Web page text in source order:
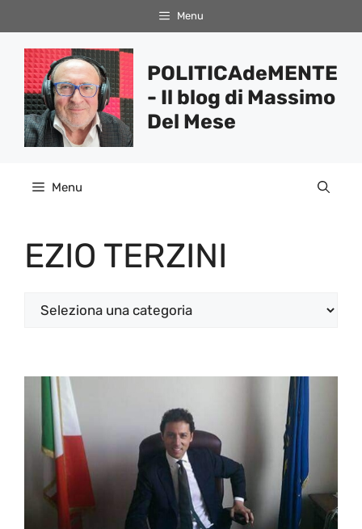
al
contenuto
Menu
POLITICAdeMENTE
- Il blog di Massimo
Del Mese
Menu
EZIO TERZINI
Categorie